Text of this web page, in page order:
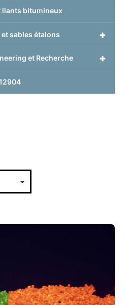
liants bitumineux
+
sables étalons
+
et Recherche